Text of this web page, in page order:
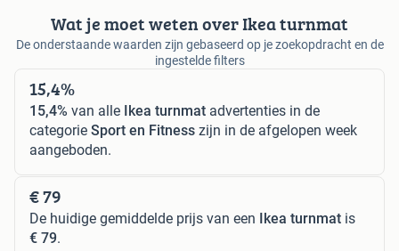
Wat je moet weten over Ikea turnmat
De onderstaande waarden zijn gebaseerd op je zoekopdracht en de
ingestelde filters
15,4%
15,4% van alle Ikea turnmat advertenties in de
categorie Sport en Fitness zijn in de afgelopen week
aangeboden.
€ 79
De huidige gemiddelde prijs van een Ikea turnmat is
€ 79.